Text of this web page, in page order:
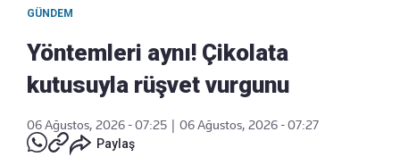
GÜNDEM
Yöntemleri aynı! Çikolata
kutusuyla rüşvet vurgunu
06 Ağustos, 2026 - 07:25
06 Ağustos, 2026 - 07:27
Paylaş